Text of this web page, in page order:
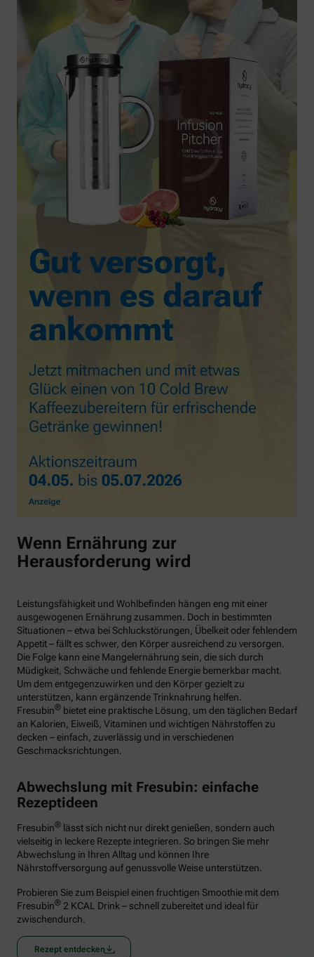
Wenn Ernährung zur
Herausforderung wird
Leistungsfähigkeit und Wohlbefinden hängen eng mit einer
ausgewogenen Ernährung zusammen. Doch in bestimmten
Situationen – etwa bei Schluckstörungen, Übelkeit oder fehlendem
Appetit – fällt es schwer, den Körper ausreichend zu versorgen.
Die Folge kann eine Mangelernährung sein, die sich durch
Müdigkeit, Schwäche und fehlende Energie bemerkbar macht.
Um dem entgegenzuwirken und den Körper gezielt zu
unterstützen, kann ergänzende Trinknahrung helfen.
Fresubin® bietet eine praktische Lösung, um den täglichen Bedarf
an Kalorien, Eiweiß, Vitaminen und wichtigen Nährstoffen zu
decken – einfach, zuverlässig und in verschiedenen
Geschmacksrichtungen.
Abwechslung mit Fresubin: einfache
Rezeptideen
Fresubin® lässt sich nicht nur direkt genießen, sondern auch
vielseitig in leckere Rezepte integrieren. So bringen Sie mehr
Abwechslung in Ihren Alltag und können Ihre
Nährstoffversorgung auf genussvolle Weise unterstützen.
Probieren Sie zum Beispiel einen fruchtigen Smoothie mit dem
Fresubin® 2 KCAL Drink – schnell zubereitet und ideal für
zwischendurch.
Rezept entdecken